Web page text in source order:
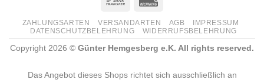
ZAHLUNGSARTEN VERSANDARTEN AGB
IMPRESSUM
DATENSCHUTZBELEHRUNG
WIDERRUFSBELEHRUNG
Copyright 2026 © Günter Hemgesberg e.K. All rights reserved.
Das Angebot dieses Shops richtet sich ausschließlich an